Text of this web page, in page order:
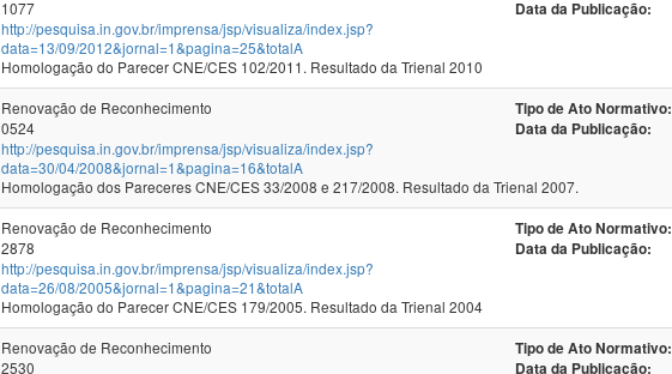
1077 Data da Publicação:
http://pesquisa.in.gov.br/imprensa/jsp/visualiza/index.jsp?
data=13/09/2012&jornal=1&pagina=25&totalA
Homologação do Parecer CNE/CES 102/2011. Resultado da Trienal 2010
Renovação de Reconhecimento Tipo de Ato Normativo:
0524 Data da Publicação:
http://pesquisa.in.gov.br/imprensa/jsp/visualiza/index.jsp?
data=30/04/2008&jornal=1&pagina=16&totalA
Homologação dos Pareceres CNE/CES 33/2008 e 217/2008. Resultado da Trienal 2007.
Renovação de Reconhecimento Tipo de Ato Normativo:
2878 Data da Publicação:
http://pesquisa.in.gov.br/imprensa/jsp/visualiza/index.jsp?
data=26/08/2005&jornal=1&pagina=21&totalA
Homologação do Parecer CNE/CES 179/2005. Resultado da Trienal 2004
Renovação de Reconhecimento Tipo de Ato Normativo:
2530 Data da Publicação: